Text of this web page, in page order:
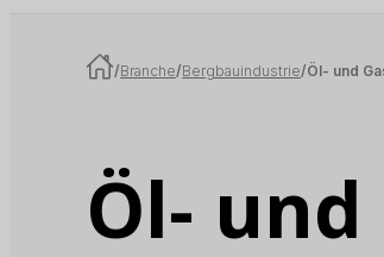
/Branche/Bergbauindustrie/Öl- und
Öl-